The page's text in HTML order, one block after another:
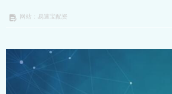
网站：易速宝配资